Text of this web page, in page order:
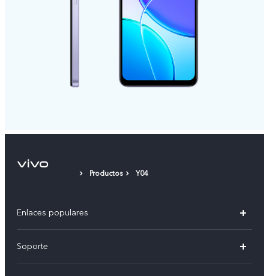
Productos Y04
Enlaces populares
V70
Soporte